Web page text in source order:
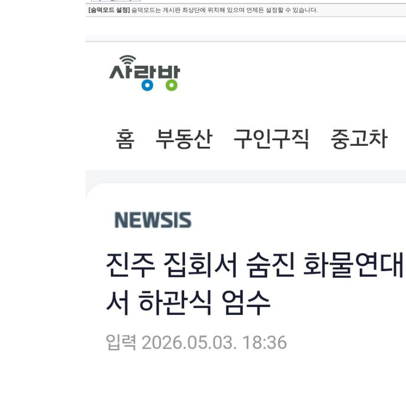
[숨덕모드 설정] 숨덕모드는 게시판 최상단에 위치해 있으며 언제든 설정할 수 있습니다.